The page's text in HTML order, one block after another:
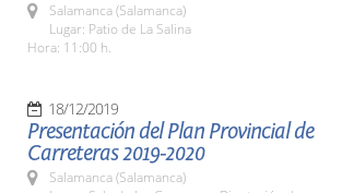
Salamanca (Salamanca)
Lugar: Patio de La Salina
Hora: 11:00 h.
18/12/2019
Presentación del Plan Provincial de
Carreteras 2019-2020
Salamanca (Salamanca)